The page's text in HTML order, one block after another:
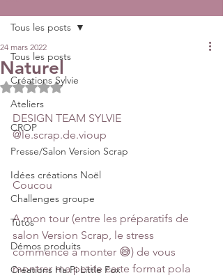
Tous les posts
Créations Sylvie
Ateliers
CROP
Presse/Salon Version Scrap
Idées créations Noël
Challenges groupe
Tutos
Démos produits
Créations Ha.Pi Little Fox
Tous les posts
Naturel
24 mars 2022
Noté NaN étoiles sur 5.
DESIGN TEAM SYLVIE
@le.scrap.de.vioup
Coucou
A mon tour (entre les préparatifs de
salon Version Scrap, le stress
commence à monter 😅) de vous
montrer ma petite carte format pola